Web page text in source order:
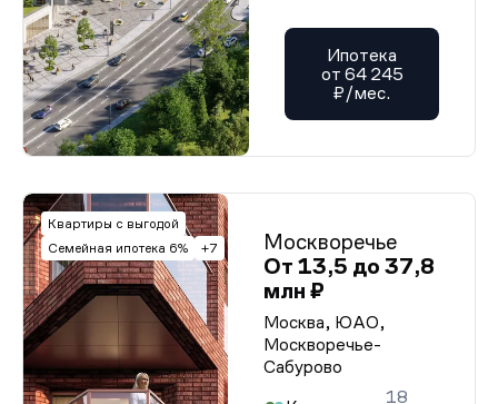
Ипотека
от 64 245
₽/мес.
Квартиры с выгодой
Семейная ипотека 6%
+7
Москворечье
От 13,5 до 37,8
млн ₽
Москва, ЮАО,
Москворечье-
Сабурово
18